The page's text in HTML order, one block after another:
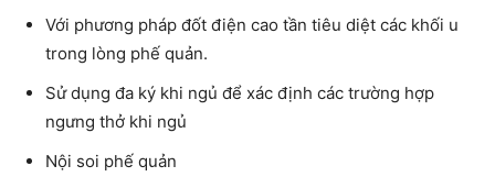
Với phương pháp đốt điện cao tần tiêu diệt các khối u
trong lòng phế quản.
Sử dụng đa ký khi ngủ để xác định các trường hợp
ngưng thở khi ngủ
Nội soi phế quản